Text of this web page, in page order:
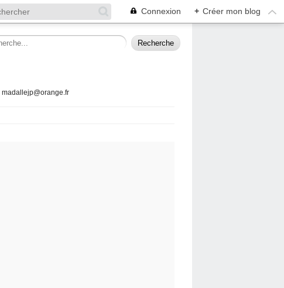
Connexion + Créer mon blog
madallejp@orange.fr